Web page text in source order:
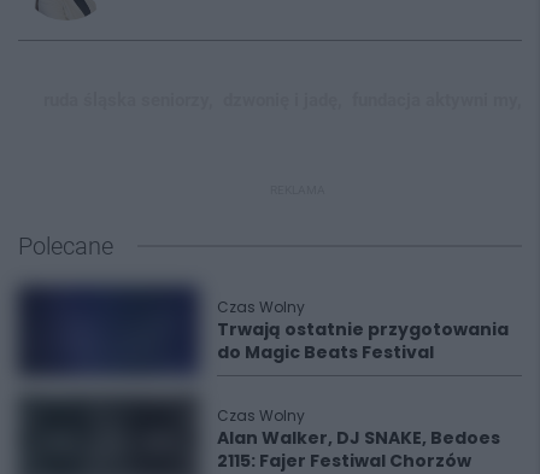
Polecane
Czas Wolny
Trwają ostatnie przygotowania
do Magic Beats Festival
Czas Wolny
Alan Walker, DJ SNAKE, Bedoes
2115: Fajer Festiwal Chorzów